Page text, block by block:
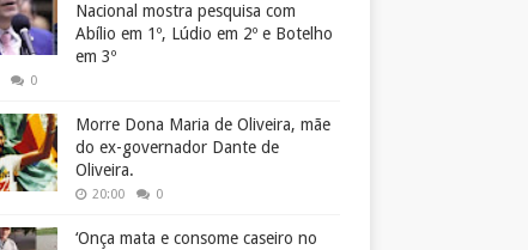
Nacional mostra pesquisa com
Abílio em 1º, Lúdio em 2º e Botelho
em 3º
0
Morre Dona Maria de Oliveira, mãe
do ex-governador Dante de
Oliveira.
20:00 0
‘Onça mata e consome caseiro no